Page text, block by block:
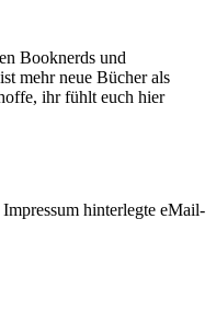
Booknerds und
mehr neue Bücher als
ihr fühlt euch hier
hinterlegte eMail-